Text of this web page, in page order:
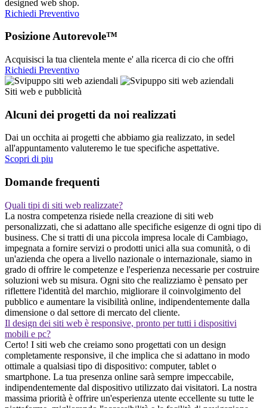
designed web shop.
Richiedi Preventivo
Posizione Autorevole™
Acquisisci la tua clientela mente e' alla ricerca di cio che offri
Richiedi Preventivo
Siti web e pubblicità
Alcuni dei progetti da noi realizzati
Dai un occhita ai progetti che abbiamo gia realizzato, in sedel
all'appuntamento valuteremo le tue specifiche aspettative.
Scopri di piu
Domande frequenti
Quali tipi di siti web realizzate?
La nostra competenza risiede nella creazione di siti web
personalizzati, che si adattano alle specifiche esigenze di ogni tipo di
business. Che si tratti di una piccola impresa locale di Cambiago,
impegnata a fornire servizi o prodotti unici alla sua comunità, o di
un'azienda che opera a livello nazionale o internazionale, siamo in
grado di offrire le competenze e l'esperienza necessarie per costruire
soluzioni web su misura. Ogni sito che realizziamo è pensato per
riflettere l'identità del marchio, migliorare il coinvolgimento del
pubblico e aumentare la visibilità online, indipendentemente dalla
dimensione o dal settore di mercato del cliente.
Il design dei siti web è responsive, pronto per tutti i dispositivi
mobili e pc?
Certo! I siti web che creiamo sono progettati con un design
completamente responsive, il che implica che si adattano in modo
ottimale a qualsiasi tipo di dispositivo: computer, tablet o
smartphone. La tua presenza online sarà sempre impeccabile,
indipendentemente dal dispositivo utilizzato dai visitatori. La nostra
massima priorità è offrire un'esperienza utente eccellente su tutte le